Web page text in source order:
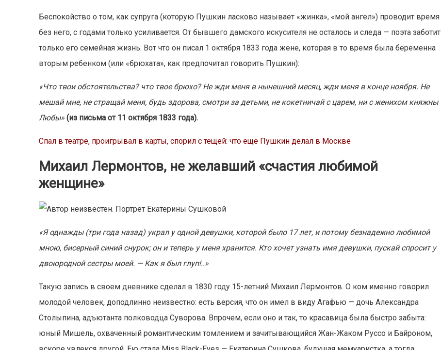
Беспокойство о том, как супруга (которую Пушкин ласково называет «жинка», «мой ангел») проводит время
без него, с годами только усиливается. От бывшего дамского искусителя не осталось и следа — поэта заботит
только его семейная жизнь. Вот что он писал 1 октября 1833 года жене, которая в то время была беременна
вторым ребенком (или «брюхата», как предпочитал говорить Пушкин):
«Что твои обстоятельства? что твое брюхо? Не жди меня в нынешний месяц, жди меня в конце ноября. Не
мешай мне, не стращай меня, будь здорова, смотри за детьми, не кокетничай с царем, ни с женихом княжны
Любы» (из письма от 11 октября 1833 года).
Спал в театре, проигрывал в карты, спорил с тещей: что еще Пушкин делал в Москве
Михаил Лермонтов, не желавший «счастия любимой
женщине»
«Я однажды (три года назад) украл у одной девушки, которой было 17 лет, и потому безнадежно любимой
мною, бисерный синий снурок; он и теперь у меня хранится. Кто хочет узнать имя девушки, пускай спросит у
двоюродной сестры моей. — Как я был глуп!..»
Такую запись в своем дневнике сделал в 1830 году 15-летний Михаил Лермонтов. О ком именно говорил
молодой человек, доподлинно неизвестно: есть версия, что он имел в виду Агафью — дочь Александра
Столыпина, адъютанта полководца Суворова. Впрочем, если оно и так, то красавица была быстро забыта:
юный Мишель, охваченный романтическим томлением и зачитывающийся Жан-Жаком Руссо и Байроном,